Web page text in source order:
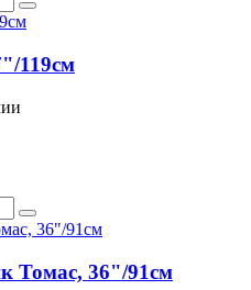
119см
Томас, 36"/91см